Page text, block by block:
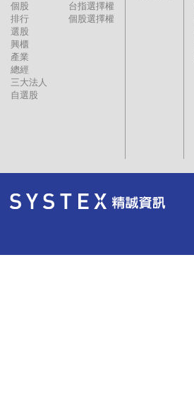
個股
排行
選股
興櫃
產業
總經
三大法人
自選股
台指選擇權
個股選擇權